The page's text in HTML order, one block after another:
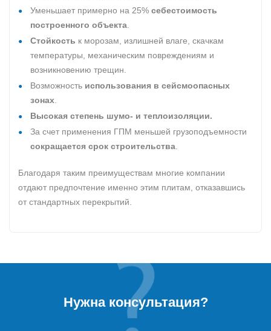
Уменьшает примерно на 25% себестоимость
построенного объекта
Стойкость к морозам, излишней влаге, скачкам
температуры, механическим повреждениям и
возникновению трещин.
Возможность использования в сейсмоопасных
зонах
Высокая степень шумо- и теплоизоляции.
За счет применения ГПМ меньшей грузоподъемности
сокращается срок строительства
Благодаря таким преимуществам многие компании
отдают предпочтение именно этим плитам, отказавшись
от стандартных перекрытий.
Нужна консультация?